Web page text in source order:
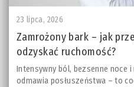
23 lipca, 2026
Zamrożony bark – jak
odzyskać ruchomość?
Intensywny ból, bezsenne noce
odmawia posłuszeństwa – to